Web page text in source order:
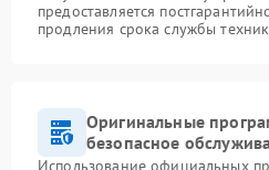
предоставляется
продления срока службы
Оригинальные
безопасное
Использование официальных